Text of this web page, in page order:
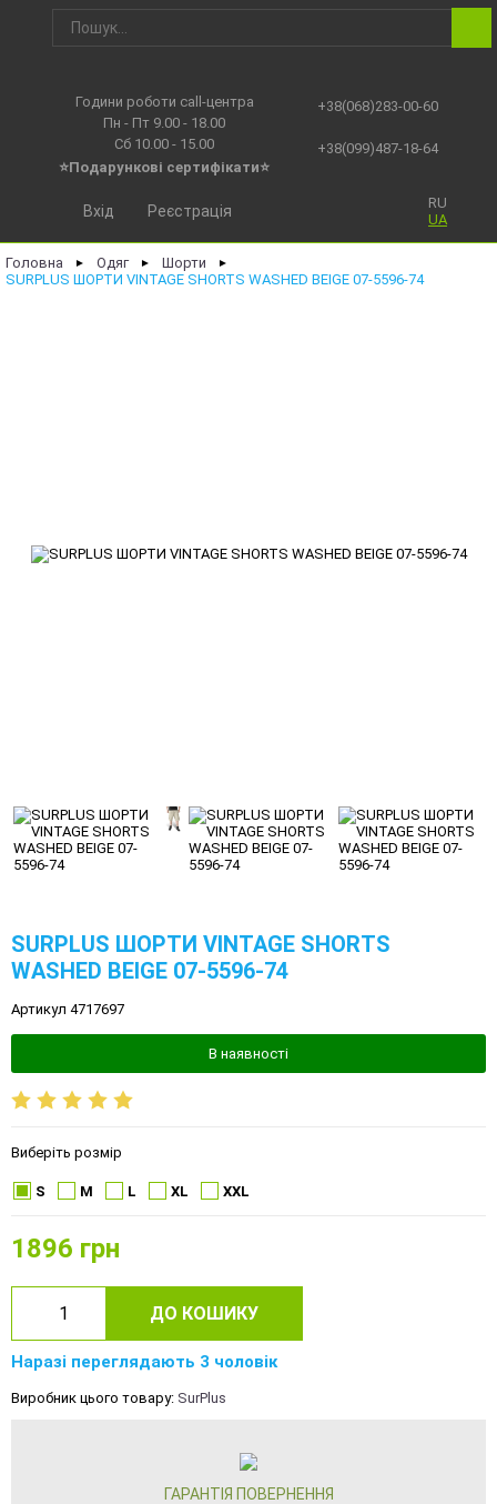
Години роботи call-центра
Пн - Пт 9.00 - 18.00
Сб 10.00 - 15.00
⭐Подарункові сертифікати⭐
+38(068)283-00-60
+38(099)487-18-64
RU
UA
Вхід Реєстрація
Головна ► Одяг ► Шорти ►
SURPLUS ШОРТИ VINTAGE SHORTS WASHED BEIGE 07-5596-74
SURPLUS ШОРТИ VINTAGE SHORTS
WASHED BEIGE 07-5596-74
Артикул 4717697
В наявності
Виберіть розмір
S M L XL XXL
1896 грн
ДО КОШИКУ
Наразі переглядають 3 чоловік
Виробник цього товару: SurPlus
ГАРАНТІЯ ПОВЕРНЕННЯ